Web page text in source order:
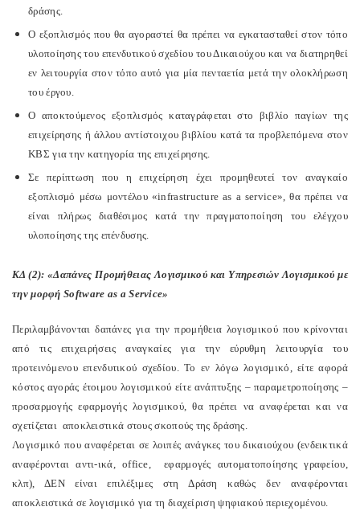
δράσης.
Ο εξοπλισμός που θα αγοραστεί θα πρέπει να εγκατασταθεί στον τόπο
υλοποίησης του επενδυτικού σχεδίου του Δικαιούχου και να διατηρηθεί
εν λειτουργία στον τόπο αυτό για μία πενταετία μετά την ολοκλήρωση
του έργου.
O αποκτούμενος εξοπλισμός καταγράφεται στο βιβλίο παγίων της
επιχείρησης ή άλλου αντίστοιχου βιβλίου κατά τα προβλεπόμενα στον
ΚΒΣ για την κατηγορία της επιχείρησης.
Σε περίπτωση που η επιχείρηση έχει προμηθευτεί τον αναγκαίο
εξοπλισμό μέσω μοντέλου «infrastructure as a service», θα πρέπει να
είναι πλήρως διαθέσιμος κατά την πραγματοποίηση του ελέγχου
υλοποίησης της επένδυσης.
ΚΔ (2): «Δαπάνες Προμήθειας Λογισμικού και Υπηρεσιών Λογισμικού με
την μορφή Software as a Service»
Περιλαμβάνονται δαπάνες για την προμήθεια λογισμικού που κρίνονται
από τις επιχειρήσεις αναγκαίες για την εύρυθμη λειτουργία του
προτεινόμενου επενδυτικού σχεδίου. Το εν λόγω λογισμικό, είτε αφορά
κόστος αγοράς έτοιμου λογισμικού είτε ανάπτυξης – παραμετροποίησης –
προσαρμογής εφαρμογής λογισμικού, θα πρέπει να αναφέρεται και να
σχετίζεται αποκλειστικά στους σκοπούς της δράσης.
Λογισμικό που αναφέρεται σε λοιπές ανάγκες του δικαιούχου (ενδεικτικά
αναφέρονται αντι-ικά, office, εφαρμογές αυτοματοποίησης γραφείου,
κλπ), ΔΕΝ είναι επιλέξιμες στη Δράση καθώς δεν αναφέρονται
αποκλειστικά σε λογισμικό για τη διαχείριση ψηφιακού περιεχομένου.